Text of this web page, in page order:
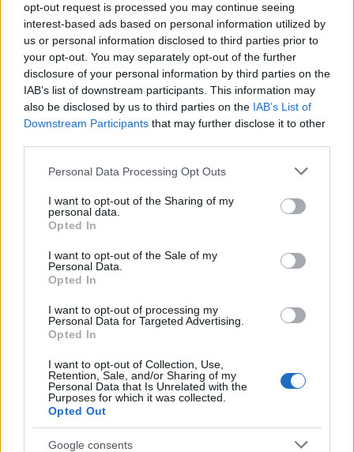
opt-out request is processed you may continue seeing
interest-based ads based on personal information utilized by
us or personal information disclosed to third parties prior to
your opt-out. You may separately opt-out of the further
disclosure of your personal information by third parties on the
IAB’s list of downstream participants. This information may
also be disclosed by us to third parties on the IAB’s List of
Downstream Participants that may further disclose it to other
Please note that this website/app uses one or more Google
not limited to your visit or usage behaviour. You may click to
grant or deny consent to Google and its third-party tags to
use your data for below specified purposes in below Google
consent section.
Personal Data Processing Opt Outs
I want to opt-out of the Sharing of my
personal data.
Opted In
I want to opt-out of the Sale of my
Personal Data.
Opted In
I want to opt-out of processing my
Personal Data for Targeted Advertising.
Opted In
I want to opt-out of Collection, Use,
Retention, Sale, and/or Sharing of my
Personal Data that Is Unrelated with the
Purposes for which it was collected.
Opted Out
Google consents
2 Reply
vasilis70(@vasilis70)
Active Member
8 Ιουλίου 2025 17:19
#681014
Κοσμοιστορικό γεγονός για τον Ελληνισμό.
Βγαίνουμε στην σύγχρονη ιστορία μας αυτόνομα με αξιώσεις